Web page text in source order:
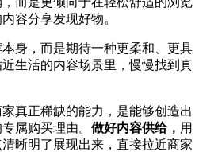
容分享发现好物。
身，而是期待一种更柔和、更具
生活的内容场景里，慢慢找到真
真正稀缺的能力，是能够创造出
属购买理由。 做好内容供给， 用
晰明了展现出来，直接拉近商家